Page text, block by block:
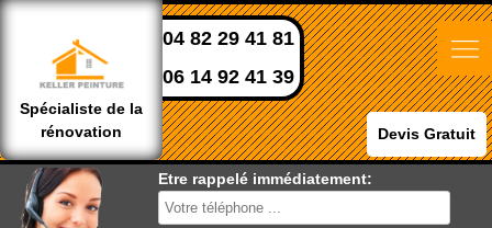
Spécialiste de la
rénovation
04 82 29 41 81
06 14 92 41 39
Devis Gratuit
Etre rappelé immédiatement: